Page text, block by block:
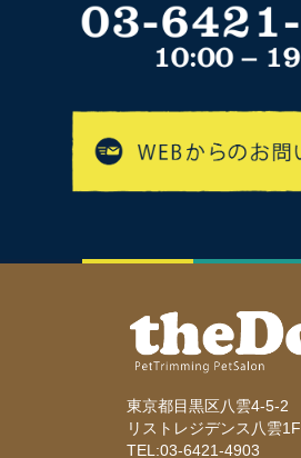
東京都目黒区八雲4-5-2
リストレジデンス八雲1F
TEL:03-6421-4903